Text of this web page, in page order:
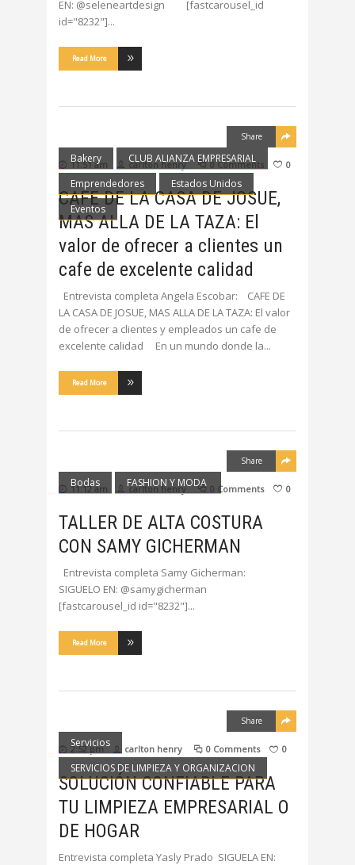
EN: @seleneartdesign [fastcarousel_id
id="8232"]
Read More
Bakery
CLUB ALIANZA EMPRESARIAL
Emprendedores
Estados Unidos
Eventos
Share
11:51 am carlton henry 0 Comments 0
CAFE DE LA CASA DE JOSUE,
MAS ALLA DE LA TAZA: El
valor de ofrecer a clientes un
cafe de excelente calidad
Entrevista completa Angela Escobar: CAFE DE
LA CASA DE JOSUE, MAS ALLA DE LA TAZA: El valor
de ofrecer a clientes y empleados un cafe de
excelente calidad En un mundo donde la
Read More
Bodas FASHION Y MODA
Share
11:12 am carlton henry 0 Comments 0
TALLER DE ALTA COSTURA
CON SAMY GICHERMAN
Entrevista completa Samy Gicherman:
SIGUELO EN: @samygicherman
[fastcarousel_id id="8232"]
Read More
Servicios
SERVICIOS DE LIMPIEZA Y ORGANIZACION
Share
2:52 pm carlton henry 0 Comments 0
SOLUCIÓN CONFIABLE PARA
TU LIMPIEZA EMPRESARIAL O
DE HOGAR
Entrevista completa Yasly Prado SIGUELA EN: